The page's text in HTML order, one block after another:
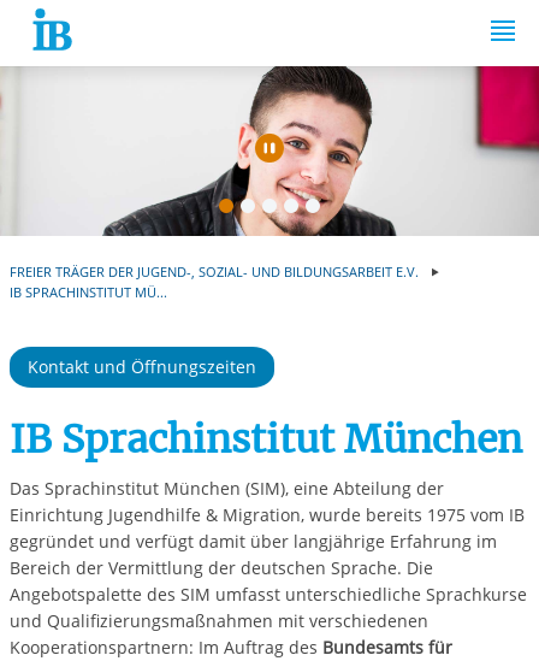
Springe zum Inhalt
Automatische
FREIER TRÄGER DER JUGEND-, SOZIAL- UND BILDUNGSARBEIT E.V.
IB SPRACHINSTITUT MÜ...
Kontakt und Öffnungszeiten
IB Sprachinstitut München
Das Sprachinstitut München (SIM), eine Abteilung der
Einrichtung Jugendhilfe & Migration, wurde bereits 1975 vom IB
gegründet und verfügt damit über langjährige Erfahrung im
Bereich der Vermittlung der deutschen Sprache. Die
Angebotspalette des SIM umfasst unterschiedliche Sprachkurse
und Qualifizierungsmaßnahmen mit verschiedenen
Kooperationspartnern: Im Auftrag des Bundesamts für